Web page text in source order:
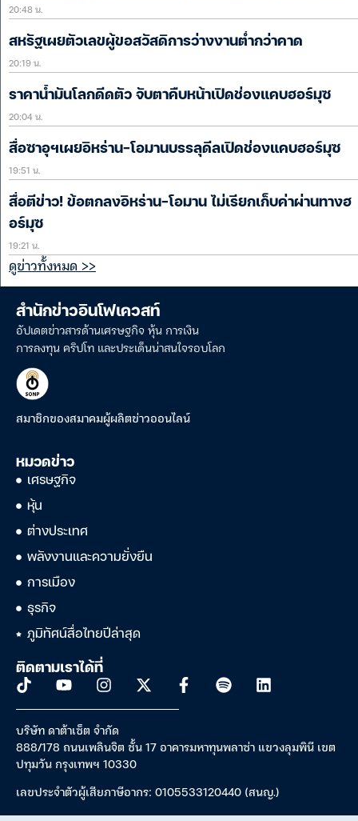
20:48 น.
สหรัฐเผยตัวเลขผู้ขอสวัสดิการว่างงานต่ำกว่าคาด
20:19 น.
ราคาน้ำมันโลกดีดตัว จับตาคืบหน้าเปิดช่องแคบฮอร์มุซ
20:04 น.
สื่อซาอุฯเผยอิหร่าน-โอมานบรรลุดีลเปิดช่องแคบฮอร์มุซ
19:51 น.
สื่อตีข่าว! ข้อตกลงอิหร่าน-โอมาน ไม่เรียกเก็บค่าผ่านทางฮ
อร์มุซ
19:21 น.
ดูข่าวทั้งหมด >>
สำนักข่าวอินโฟเควสท์
อัปเดตข่าวสารด้านเศรษฐกิจ หุ้น การเงิน
การลงทุน คริปโท และประเด็นน่าสนใจรอบโลก
สมาชิกของสมาคมผู้ผลิตข่าวออนไลน์
หมวดข่าว
เศรษฐกิจ
หุ้น
ต่างประเทศ
พลังงานและความยั่งยืน
การเมือง
ธุรกิจ
ภูมิทัศน์สื่อไทยปีล่าสุด
ติดตามเราได้ที่
บริษัท ดาต้าเซ็ต จำกัด
888/178 ถนนเพลินจิต ชั้น 17 อาคารมหาทุนพลาซ่า แขวงลุมพินี เขต
ปทุมวัน กรุงเทพฯ 10330
เลขประจำตัวผู้เสียภาษีอากร: 0105533120440 (สนญ.)